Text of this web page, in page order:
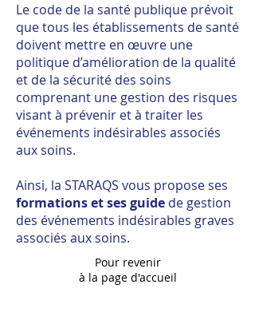
Le code de la santé publique prévoit
que tous les établissements de santé
doivent mettre en œuvre une
politique d’amélioration de la qualité
et de la sécurité des soins
comprenant une gestion des risques
visant à prévenir et à traiter les
événements indésirables associés
aux soins.
Ainsi, la STARAQS vous propose ses
formations et ses guide de gestion
des événements indésirables graves
associés aux soins.
Pour revenir
à la page d'accueil